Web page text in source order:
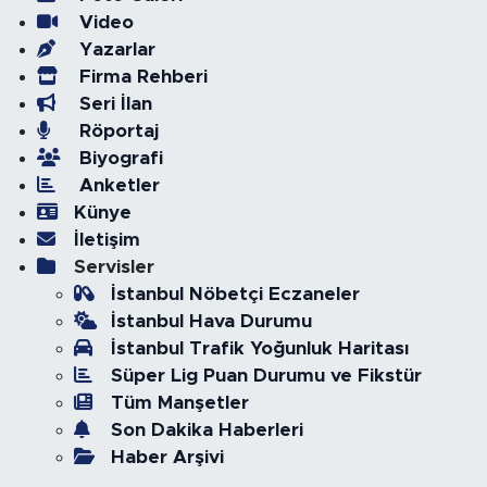
Video
Yazarlar
Firma Rehberi
Seri İlan
Röportaj
Biyografi
Anketler
Künye
İletişim
Servisler
İstanbul Nöbetçi Eczaneler
İstanbul Hava Durumu
İstanbul Trafik Yoğunluk Haritası
Süper Lig Puan Durumu ve Fikstür
Tüm Manşetler
Son Dakika Haberleri
Haber Arşivi